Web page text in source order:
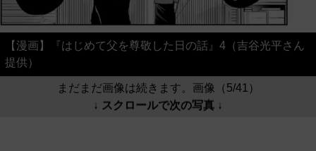
【漫画】『はじめて父を尊敬した日の話』4（吉谷光平さん
提供）
まだまだ画像は続きます。画像（5/41）
↓ スクロールで次の写真 ↓